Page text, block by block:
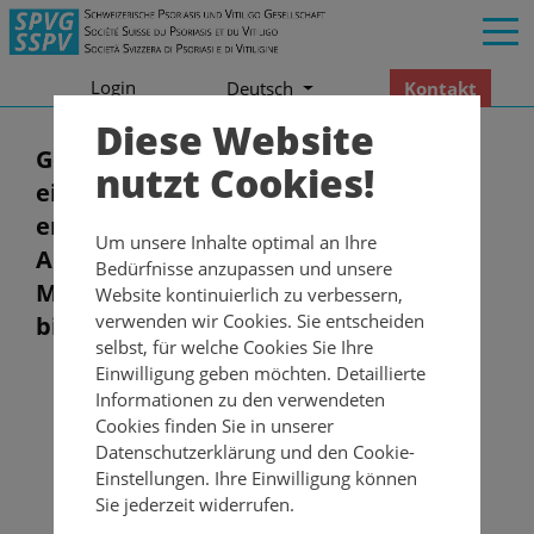
Login Deutsch Kontakt
Geben Sie hier Ihren Benutzernamen
ein. Sie werden in Kürze eine E-Mail
erhalten, bitte folgen Sie den
Anweisungen darin. Wenn Sie die E-
Mail nicht erhalten, überprüfen Sie
bitte Ihren Spam-Ordner.
Username*
Diese Website
nutzt Cookies!
Um unsere Inhalte optimal an Ihre
Bedürfnisse anzupassen und unsere
Website kontinuierlich zu verbessern,
verwenden wir Cookies. Sie entscheiden
selbst, für welche Cookies Sie Ihre
Einwilligung geben möchten. Detaillierte
Informationen zu den verwendeten
Cookies finden Sie in unserer
Datenschutzerklärung und den Cookie-
Einstellungen. Ihre Einwilligung können
Sie jederzeit widerrufen.